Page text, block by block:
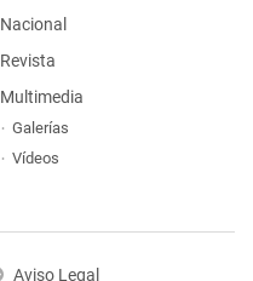
Nacional
Revista
Multimedia
Galerías
Vídeos
Aviso Legal